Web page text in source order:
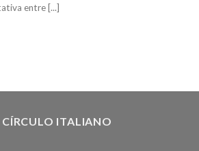
entre [...]
ITALIANO